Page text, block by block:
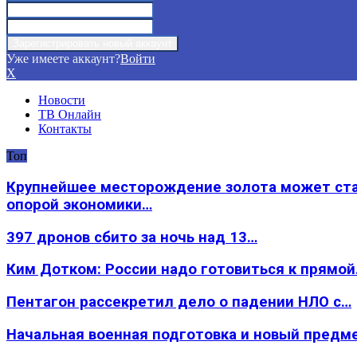
Уже имеете аккаунт?Войти
X
Новости
ТВ Онлайн
Контакты
Топ
Крупнейшее месторождение золота может
опорой экономики…
397 дронов сбито за ночь над 13…
Ким Дотком: России надо готовиться к
Пентагон рассекретил дело о падении НЛО с…
Начальная военная подготовка и новый